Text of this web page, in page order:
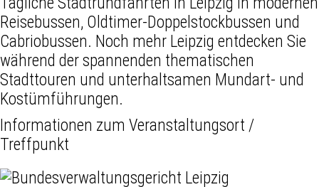
Reisebussen, Oldtimer-Doppelstockbussen und
Cabriobussen. Noch mehr Leipzig entdecken Sie
während der spannenden thematischen
Stadttouren und unterhaltsamen Mundart- und
Kostümführungen.
Informationen zum Veranstaltungsort /
Treffpunkt